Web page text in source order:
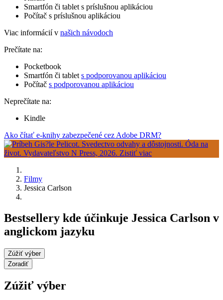
Smartfón či tablet s príslušnou aplikáciou
Počítač s príslušnou aplikáciou
Viac informácií v našich návodoch
Prečítate na:
Pocketbook
Smartfón či tablet s podporovanou aplikáciou
Počítač s podporovanou aplikáciou
Neprečítate na:
Kindle
Ako čítať e-knihy zabezpečené cez Adobe DRM?
Filmy
Jessica Carlson
Bestsellery kde účinkuje Jessica Carlson v
anglickom jazyku
Zúžiť výber
Zoradiť
Zúžiť výber